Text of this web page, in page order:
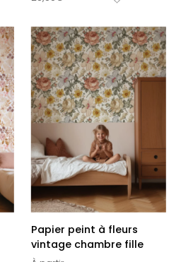
Papier peint à fleurs
vintage chambre fille